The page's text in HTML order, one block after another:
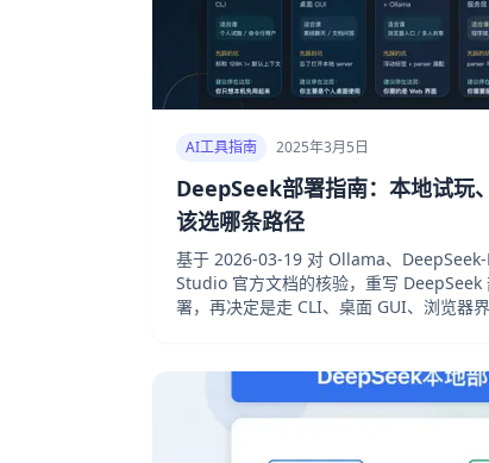
AI工具指南 2025年3月5日
DeepSeek部署指南：本地试玩
该选哪条路径
基于 2026-03-19 对 Ollama、
Studio 官方文档的核验，重写
署，再决定是走 CLI、桌面 GUI、浏览器